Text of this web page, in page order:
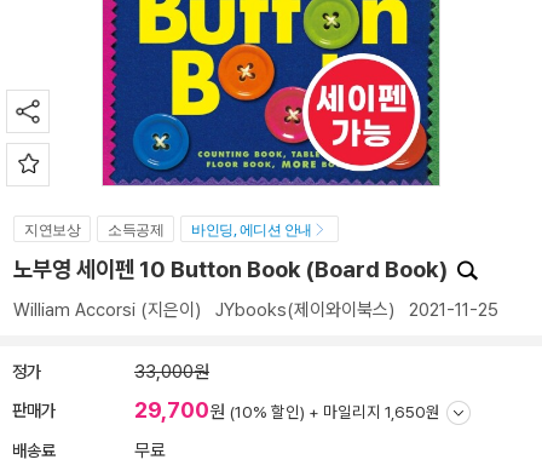
지연보상 소득공제 바인딩, 에디션 안내
노부영 세이펜 10 Button Book (Board Book)
William Accorsi (지은이) JYbooks(제이와이북스) 2021-11-25
정가 33,000원
판매가 29,700원 (10% 할인) + 마일리지 1,650원
배송료 무료